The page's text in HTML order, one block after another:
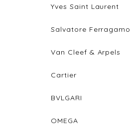
Yves Saint Laurent
Salvatore Ferragamo
Van Cleef & Arpels
Cartier
BVLGARI
OMEGA